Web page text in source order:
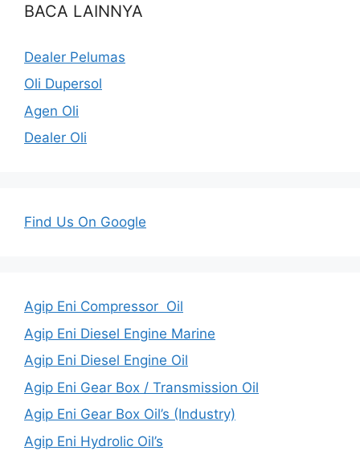
BACA LAINNYA
Dealer Pelumas
Oli Dupersol
Agen Oli
Dealer Oli
Find Us On Google
Agip Eni Compressor Oil
Agip Eni Diesel Engine Marine
Agip Eni Diesel Engine Oil
Agip Eni Gear Box / Transmission Oil
Agip Eni Gear Box Oil’s (Industry)
Agip Eni Hydrolic Oil’s